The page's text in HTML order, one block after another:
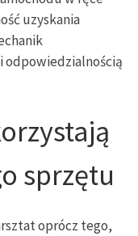
uzyskania
odpowiedzialnością
sprzętu
oprócz tego,